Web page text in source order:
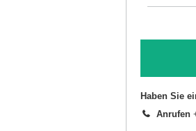
Haben Sie
Anrufen